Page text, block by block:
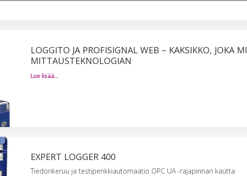
LOGGITO JA PROFISIGNAL WEB – KAKSIKKO, JOKA
MITTAUSTEKNOLOGIAN
Lue lisää…
EXPERT LOGGER 400
Tiedonkeruu ja testipenkkiautomaatio OPC UA -rajapinnan kautta